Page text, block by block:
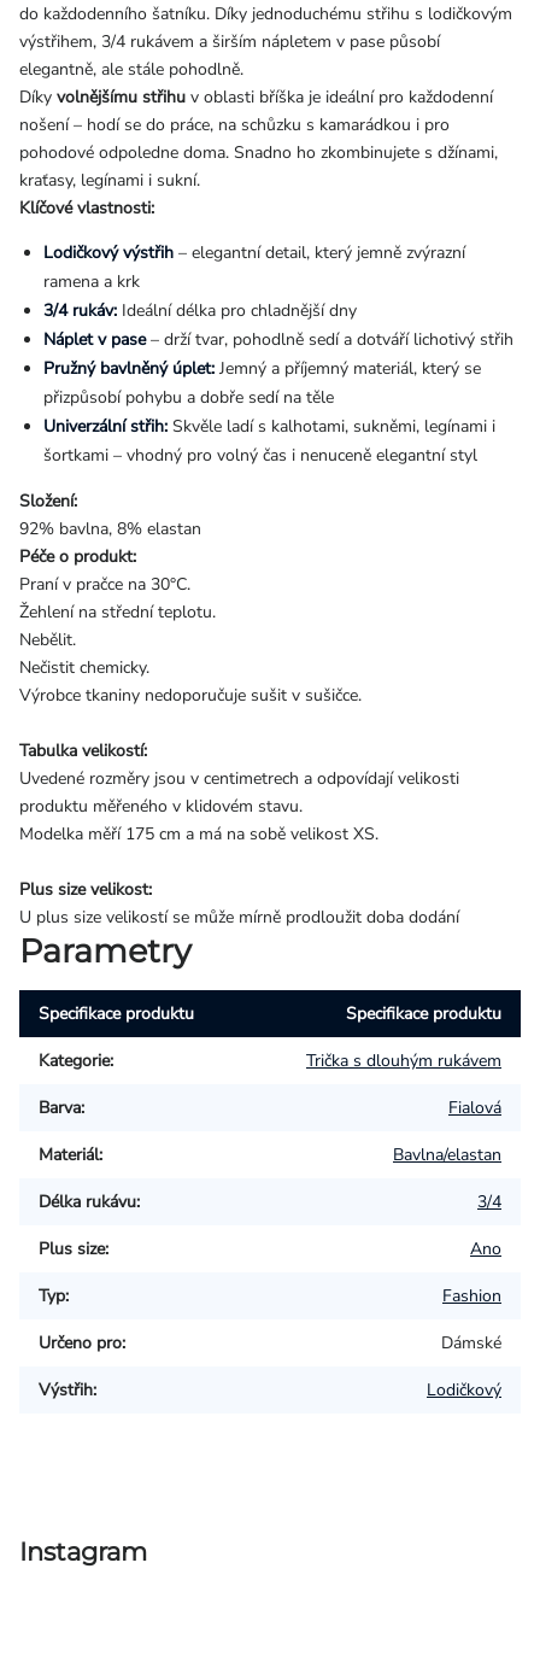
do každodenního šatníku. Díky jednoduchému střihu s lodičkovým
výstřihem, 3/4 rukávem a širším nápletem v pase působí
elegantně, ale stále pohodlně.
Díky volnějšímu střihu v oblasti bříška je ideální pro každodenní
nošení – hodí se do práce, na schůzku s kamarádkou i pro
pohodové odpoledne doma. Snadno ho zkombinujete s džínami,
kraťasy, legínami i sukní.
Klíčové vlastnosti:
Lodičkový výstřih – elegantní detail, který jemně zvýrazní
ramena a krk
3/4 rukáv: Ideální délka pro chladnější dny
Náplet v pase– drží tvar, pohodlně sedí a dotváří lichotivý střih
Pružný bavlněný úplet: Jemný a příjemný materiál, který se
přizpůsobí pohybu a dobře sedí na těle
Univerzální střih: Skvěle ladí s kalhotami, sukněmi, legínami i
šortkami – vhodný pro volný čas i nenuceně elegantní styl
Složení:
92% bavlna, 8% elastan
Péče o produkt:
Praní v pračce na 30°C.
Žehlení na střední teplotu.
Nebělit.
Nečistit chemicky.
Výrobce tkaniny nedoporučuje sušit v sušičce.
Tabulka velikostí:
Uvedené rozměry jsou v centimetrech a odpovídají velikosti
produktu měřeného v klidovém stavu.
Modelka měří 175 cm a má na sobě velikost XS.
Plus size velikost:
U plus size velikostí se může mírně prodloužit doba dodání
Parametry
Specifikace produktu Specifikace produktu
Kategorie: Trička s dlouhým rukávem
Barva: Fialová
Materiál: Bavlna/elastan
Délka rukávu: 3/4
Plus size: Ano
Typ: Fashion
Určeno pro: Dámské
Výstřih: Lodičkový
Instagram